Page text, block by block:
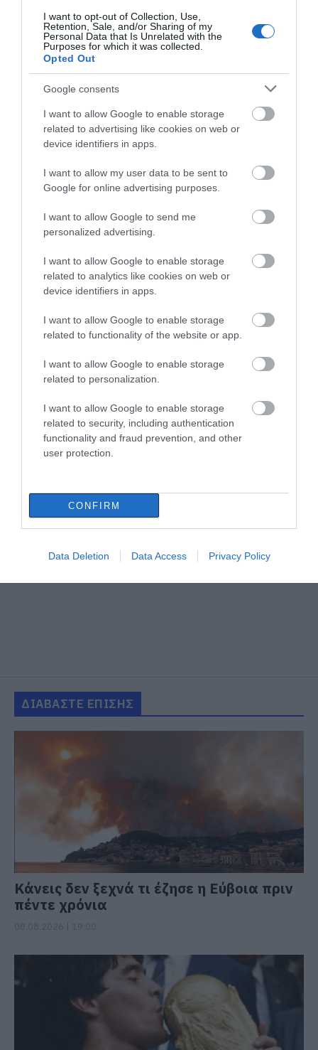
I want to opt-out of Collection, Use,
Retention, Sale, and/or Sharing of my
Personal Data that Is Unrelated with the
Purposes for which it was collected.
Opted Out
Google consents
I want to allow Google to enable storage
related to advertising like cookies on web or
device identifiers in apps.
I want to allow my user data to be sent to
Google for online advertising purposes.
I want to allow Google to send me
personalized advertising.
I want to allow Google to enable storage
related to analytics like cookies on web or
device identifiers in apps.
I want to allow Google to enable storage
related to functionality of the website or app.
I want to allow Google to enable storage
related to personalization.
I want to allow Google to enable storage
related to security, including authentication
functionality and fraud prevention, and other
user protection.
CONFIRM
Data Deletion Data Access Privacy Policy
Σήμερα το μεγαλύτερο πανηγύρι
του καλοκαιριού στην Εύβοια
Κυριακή – Αυξημένη
ετοιμότητα παντού
έφυγε απο την ζωή
ΔΙΑΒΑΣΤΕ ΕΠΙΣΗΣ
Κάνεις δεν ξεχνά τι έζησε η Εύβοια πριν
πέντε χρόνια